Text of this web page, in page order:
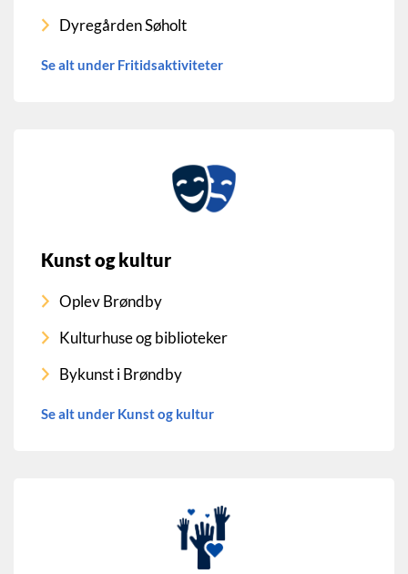
Dyregården Søholt
Se alt under Fritidsaktiviteter
Kunst og kultur
Oplev Brøndby
Kulturhuse og biblioteker
Bykunst i Brøndby
Se alt under Kunst og kultur